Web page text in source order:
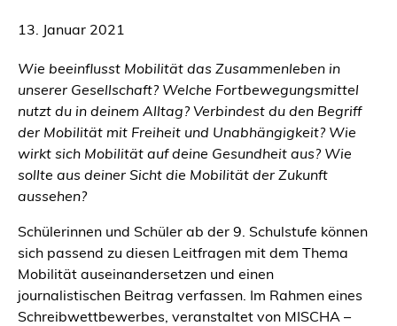
13. Januar 2021
Wie beeinflusst Mobilität das Zusammenleben in
unserer Gesellschaft? Welche Fortbewegungsmittel
nutzt du in deinem Alltag? Verbindest du den Begriff
der Mobilität mit Freiheit und Unabhängigkeit? Wie
wirkt sich Mobilität auf deine Gesundheit aus? Wie
sollte aus deiner Sicht die Mobilität der Zukunft
aussehen?
Schülerinnen und Schüler ab der 9. Schulstufe können
sich passend zu diesen Leitfragen mit dem Thema
Mobilität auseinandersetzen und einen
journalistischen Beitrag verfassen. Im Rahmen eines
Schreibwettbewerbes, veranstaltet von MISCHA –